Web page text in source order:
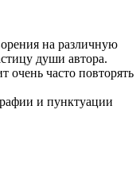
на различную
души автора.
часто повторять
и пунктуации